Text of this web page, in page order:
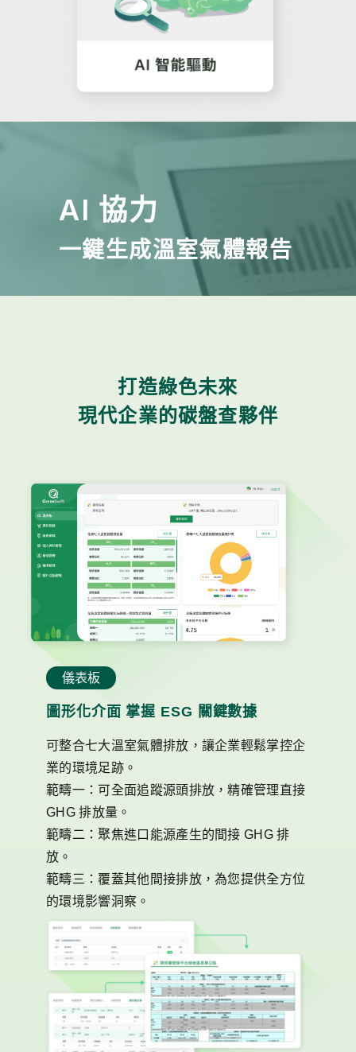
AI 協力
一鍵生成溫室氣體報告
打造綠色未來
儀表板
圖形化介面 掌握 ESG 關鍵數據
可整合七大溫室氣體排放，讓企業輕鬆掌控企
業的環境足跡。
範疇一：可全面追蹤源頭排放，精確管理直接
GHG 排放量。
範疇二：聚焦進口能源產生的間接 GHG 排
放。
範疇三：覆蓋其他間接排放，為您提供全方位
的環境影響洞察。